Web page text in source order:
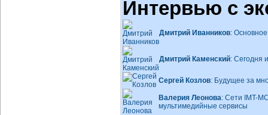
Интервью с
Дмитрий Иванников:
Дмитрий Каменский: Сегодня
Сергей Козлов: Будущее за
Валерия Леонова: Сети
IMT-
мультимедийные сервисы